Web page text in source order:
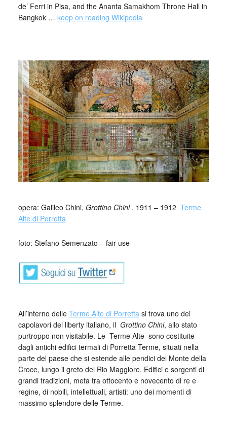
de’ Ferri in Pisa, and the Ananta Samakhom Throne Hall in
Bangkok … keep on reading Wikipedia
opera: Galileo Chini, Grottino Chini, 1911 – 1912 Terme
Alte di Porretta
foto: Stefano Semenzato – fair use
All’interno delle Terme Alte di Porretta si trova uno dei
capolavori del liberty italiano, il Grottino Chini, allo stato
purtroppo non visitabile. Le Terme Alte sono costituite
dagli antichi edifici termali di Porretta Terme, situati nella
parte del paese che si estende alle pendici del Monte della
Croce, lungo il greto del Rio Maggiore. Edifici e sorgenti di
grandi tradizioni, meta tra ottocento e novecento di re e
regine, di nobili, intellettuali, artisti: uno dei momenti di
massimo splendore delle Terme.